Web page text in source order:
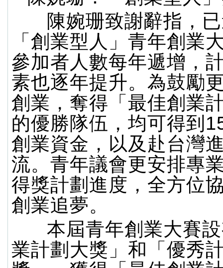
陳婉珊致謝辭指，
「創業型人」青年創業
參加者人數每年遞增，
素也逐年提升。為鼓勵
創業，奪得「最佳創業
的優勝隊伍，均可得到
創業資金，以及赴台灣
流。青年議會更安排專
得獎計劃進度，全方位
創業追夢。
本屆青年創業大賽
業計劃大獎」和「優秀